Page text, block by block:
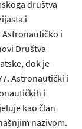
društva
i
Astronautičko i
Društva
dok je
Astronautički i
i
kao član
nazivom.